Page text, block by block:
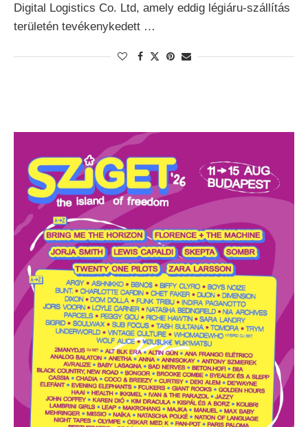
Digital Logistics Co. Ltd, amely eddig légiáru-szállítás
területén tevékenykedett …